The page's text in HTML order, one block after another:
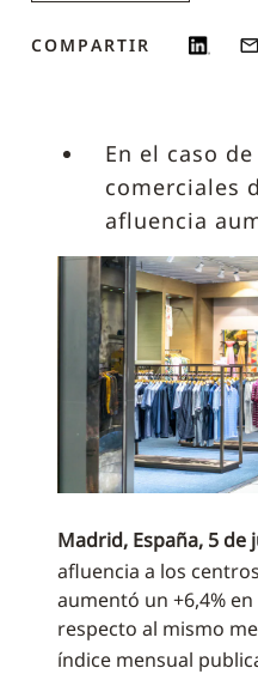
COMPARTIR
En el caso
comerciales
afluencia
Madrid, España, 5 de
afluencia a los
aumentó un +6,4%
respecto al mismo
índice mensual